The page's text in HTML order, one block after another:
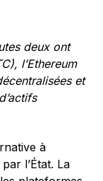
deux ont
l’Ethereum
et
à
l’État. La